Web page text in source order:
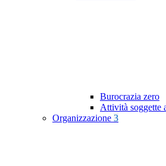
Burocrazia zero
Attività soggette
Organizzazione 3